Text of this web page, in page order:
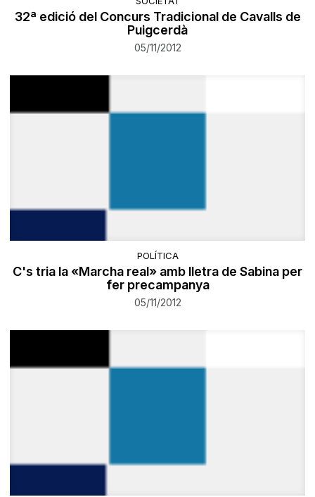
32ª edició del Concurs Tradicional de Cavalls de
Puigcerdà
05/11/2012
POLÍTICA
C's tria la «Marcha real» amb lletra de Sabina per
fer precampanya
05/11/2012